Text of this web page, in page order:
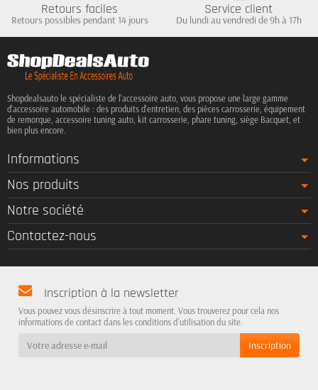
Retours faciles
Retours possibles pendant 14 jours
Service client
Du lundi au vendredi de 9h à 17h
Shopdealsauto le spécialiste de l'accessoire auto, vous propose une large gamme
d'accessoire automobile : des produits d'entretien, des pièces carrosserie, équipement
de remorque, accessoire tuning auto, kit carrosserie, phare tuning, siège Bacquet, et
bien plus encore.
Informations
Nos produits
Notre société
Contactez-nous
Inscription à la newsletter
Vous pouvez vous désinscrire à tout moment. Vous trouverez pour cela nos
informations de contact dans les conditions d'utilisation du site.